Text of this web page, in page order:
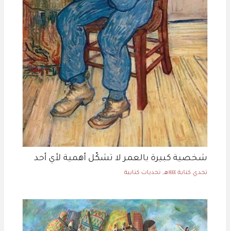
شخصية كبيرة بالعمر لا تشكّل أهمية لأي أحد
تحدي كتابة ١٤٤٤هـ , تحديات كتابية